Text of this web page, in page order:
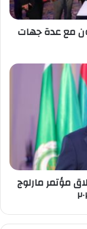
اتفاقيات تعاون مع عدة جهات
مؤتمر مارلوج